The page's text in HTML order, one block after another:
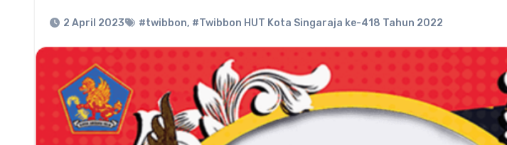
2 April 2023 #twibbon, #Twibbon HUT Kota Singaraja ke-418 Tahun 2022